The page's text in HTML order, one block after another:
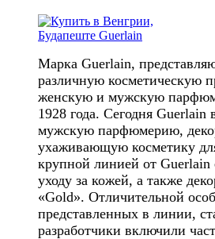
Марка Guerlain,
различную косметическую
женскую и мужскую
1928 года. Сегодня
мужскую парфюмерию,
ухаживающую косметику
крупной линией от Guerlain
уходу за кожей, а также
«Gold». Отличительной
представленных в линии,
разработчики включили